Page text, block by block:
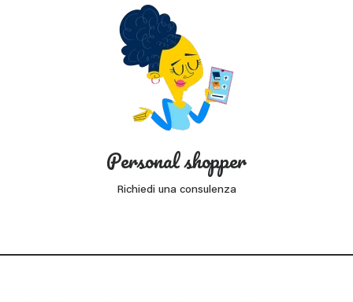
Personal shopper
Richiedi una consulenza